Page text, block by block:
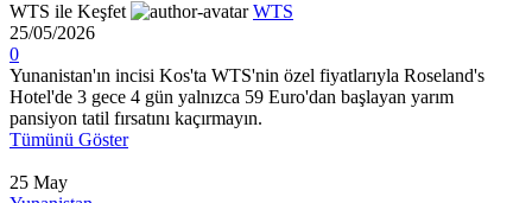
WTS ile Keşfet
WTS
25/05/2026
0
Yunanistan'ın incisi Kos'ta WTS'nin özel fiyatlarıyla Roseland's
Hotel'de 3 gece 4 gün yalnızca 59 Euro'dan başlayan yarım
pansiyon tatil fırsatını kaçırmayın.
Tümünü Göster
25 May